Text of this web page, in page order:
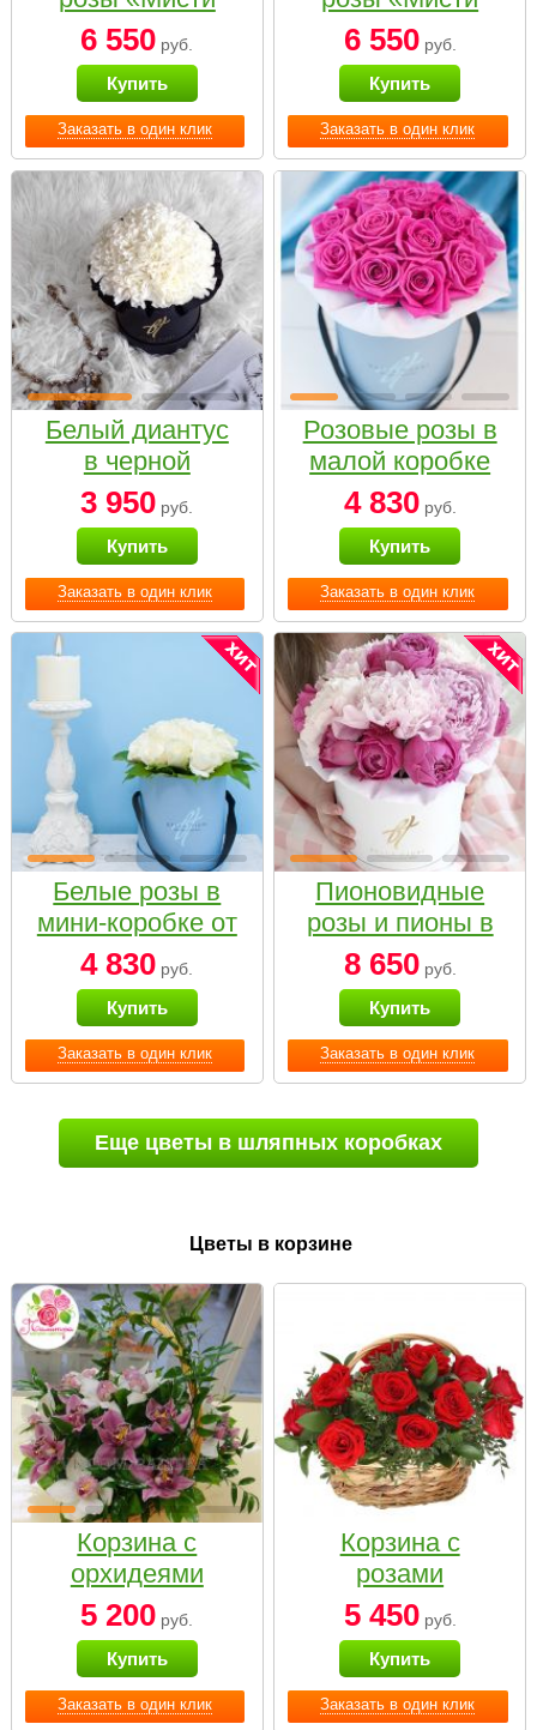
Заказать в один клик
бабблс» в белой
коробке Small
6 550 руб.
Купить
Заказать в один клик
бабблс» в
черной коробке
Small
6 550руб.
Купить
Заказать в один клик
Белый диантус
в черной
коробке Small
3 950 руб.
Купить
Заказать в один клик
Розовые розы в
малой коробке
4 830руб.
Купить
Заказать в один клик
Белые розы в
мини-коробке от
Bella Fiori
4 830 руб.
Купить
Заказать в один клик
Пионовидные
розы и пионы в
белой коробке
Small
8 650руб.
Купить
Еще цветы в шляпных коробках
Цветы в корзине
Заказать в один клик
Корзина с
орхидеями
малая
5 200 руб.
Купить
Заказать в один клик
Корзина с
розами
«Красный
Париж»
5 450руб.
Купить